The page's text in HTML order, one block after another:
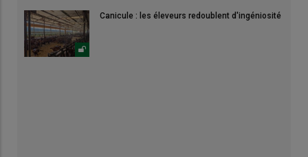
Canicule : les éleveurs redoublent d'ingéniosité